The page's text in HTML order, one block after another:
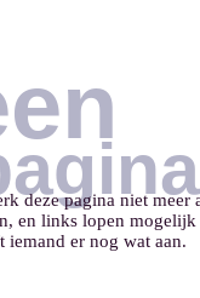
deze pagina niet meer
en links lopen mogelijk
iemand er nog wat aan.